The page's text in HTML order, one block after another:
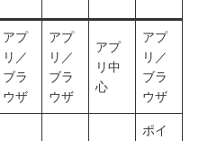
アプ
リ／
ブラ
ウザ
アプ
リ／
ブラ
ウザ
アプ
リ中
心
アプ
リ／
ブラ
ウザ
ポイ